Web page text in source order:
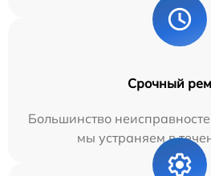
Срочный
Большинство
мы устраняем в